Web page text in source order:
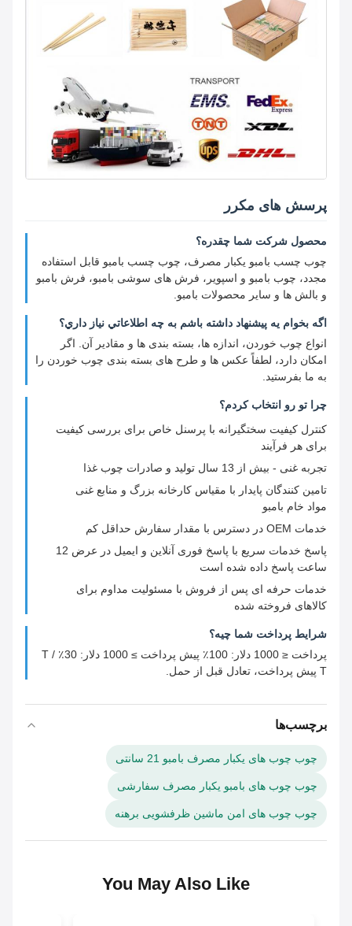
پرسش های مکرر
محصول شرکت شما چقدره؟
چوب چسب بامبو یکبار مصرف، چوب چسب بامبو قابل استفاده
مجدد، چوب بامبو و اسپویر، فرش های سوشی بامبو، فرش بامبو
و بالش ها و سایر محصولات بامبو.
اگه بخوام يه پيشنهاد داشته باشم به چه اطلاعاتي نياز داري؟
انواع چوب خوردن، اندازه ها، بسته بندی ها و مقادیر آن. اگر
امکان دارد، لطفاً عکس ها و طرح های بسته بندی چوب خوردن را
به ما بفرستید.
چرا تو رو انتخاب کردم؟
کنترل کیفیت سختگیرانه با پرسنل خاص برای بررسی کیفیت
برای هر فرآیند
تجربه غنی - بیش از 13 سال تولید و صادرات چوب غذا
تامین کنندگان پایدار با مقیاس کارخانه بزرگ و منابع غنی
مواد خام بامبو
خدمات OEM در دسترس با مقدار سفارش حداقل کم
پاسخ خدمات سریع با پاسخ فوری آنلاین و ایمیل در عرض 12
ساعت پاسخ داده شده است
خدمات حرفه ای پس از فروش با مسئولیت مداوم برای
کالاهای فروخته شده
شرایط پرداخت شما چيه؟
پرداخت ≤ 1000 دلار: 100٪ پیش پرداخت ≥ 1000 دلار: 30٪ T /
برچسب‌ها
چوب چوب های یکبار مصرف بامبو 21 سانتی
چوب چوب های بامبو یکبار مصرف سفارشی
چوب چوب های امن ماشین ظرفشویی برهنه
You May Also Like